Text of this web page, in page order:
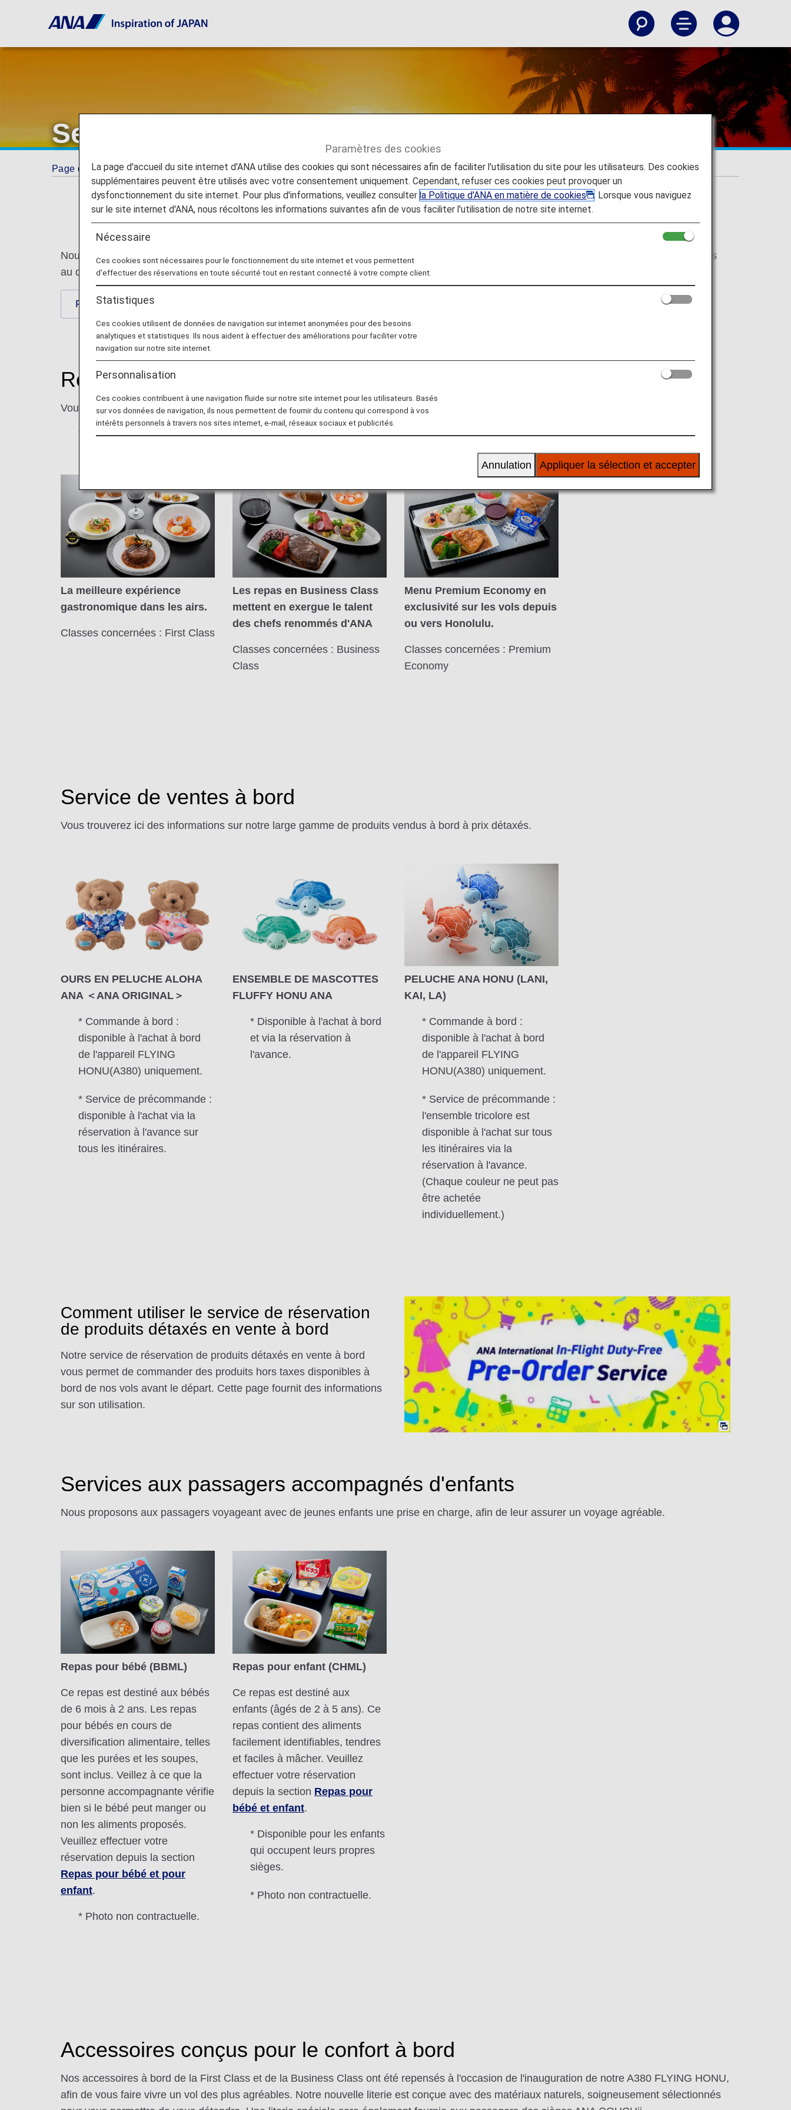
Services disponibles sur les vols d'Honolulu
Page d'accueil Service ANA Experience Services disponibles sur les vols d'Honolulu
Nous vous proposons de nombreux services pour vous mettre dans l'ambiance des vacances, avant même d'atteindre Hawaï. Envolez-vous
au départ ou à destination d'Honolulu avec ANA pour un voyage vraiment agréable et inoubliable !
Repas/Boissons
Repas servis à bord pour les lignes d'Honolulu
Vous trouverez ici des informations sur les repas que vous pouvez déguster sur les vols d'Honolulu au départ du Japon.
* Photo à titre d'exemple.
La meilleure expérience
gastronomique dans les airs.
Classes concernées : First Class
Les repas en Business Class
mettent en exergue le talent
des chefs renommés d'ANA
Classes concernées : Business
Class
Menu Premium Economy en
exclusivité sur les vols depuis
ou vers Honolulu.
Classes concernées : Premium
Economy
Service de ventes à bord
Vous trouverez ici des informations sur notre large gamme de produits vendus à bord à prix détaxés.
OURS EN PELUCHE ALOHA
ANA ＜ANA ORIGINAL＞
* Commande à bord :
disponible à l'achat à bord
de l'appareil FLYING
HONU(A380) uniquement.
* Service de précommande :
disponible à l'achat via la
réservation à l'avance sur
tous les itinéraires.
ENSEMBLE DE MASCOTTES
FLUFFY HONU ANA
* Disponible à l'achat à bord
et via la réservation à
l'avance.
PELUCHE ANA HONU (LANI,
KAI, LA)
* Commande à bord :
disponible à l'achat à bord
de l'appareil FLYING
HONU(A380) uniquement.
* Service de précommande :
l'ensemble tricolore est
disponible à l'achat sur tous
les itinéraires via la
réservation à l'avance.
(Chaque couleur ne peut pas
être achetée
individuellement.)
Comment utiliser le service de réservation
de produits détaxés en vente à bord
Notre service de réservation de produits détaxés en vente à bord
vous permet de commander des produits hors taxes disponibles à
bord de nos vols avant le départ. Cette page fournit des informations
sur son utilisation.
Services aux passagers accompagnés d'enfants
Nous proposons aux passagers voyageant avec de jeunes enfants une prise en charge, afin de leur assurer un voyage agréable.
Repas pour bébé (BBML)
Ce repas est destiné aux bébés
de 6 mois à 2 ans. Les repas
pour bébés en cours de
diversification alimentaire, telles
que les purées et les soupes,
sont inclus. Veillez à ce que la
personne accompagnante vérifie
bien si le bébé peut manger ou
non les aliments proposés.
Veuillez effectuer votre
réservation depuis la section
Repas pour bébé et pour
enfant.
* Photo non contractuelle.
Repas pour enfant (CHML)
Ce repas est destiné aux
enfants (âgés de 2 à 5 ans). Ce
repas contient des aliments
facilement identifiables, tendres
et faciles à mâcher. Veuillez
effectuer votre réservation
depuis la section Repas pour
bébé et enfant.
* Disponible pour les enfants
qui occupent leurs propres
sièges.
* Photo non contractuelle.
Accessoires conçus pour le confort à bord
Nos accessoires à bord de la First Class et de la Business Class ont été repensés à l'occasion de l'inauguration de notre A380 FLYING HONU,
afin de vous faire vivre un vol des plus agréables. Notre nouvelle literie est conçue avec des matériaux naturels, soigneusement sélectionnés
Paramètres des cookies
La page d'accueil du site internet d'ANA utilise des cookies qui sont nécessaires afin de faciliter l'utilisation du site pour les utilisateurs. Des cookies
supplémentaires peuvent être utilisés avec votre consentement uniquement. Cependant, refuser ces cookies peut provoquer un
dysfonctionnement du site internet. Pour plus d'informations, veuillez consulterla Politique d'ANA en matière de cookies
. Lorsque vous naviguez
sur le site internet d'ANA, nous récoltons les informations suivantes afin de vous faciliter l'utilisation de notre site internet.
Nécessaire
Ces cookies sont nécessaires pour le fonctionnement du site internet et vous permettent
d'effectuer des réservations en toute sécurité tout en restant connecté à votre compte client.
Statistiques
Ces cookies utilisent de données de navigation sur internet anonymées pour des besoins
analytiques et statistiques. Ils nous aident à effectuer des améliorations pour faciliter votre
navigation sur notre site internet.
Personnalisation
Ces cookies contribuent à une navigation fluide sur notre site internet pour les utilisateurs. Basés
sur vos données de navigation, ils nous permettent de fournir du contenu qui correspond à vos
intérêts personnels à travers nos sites internet, e-mail, réseaux sociaux et publicités.
Appliquer la sélection et accepter
Annulation